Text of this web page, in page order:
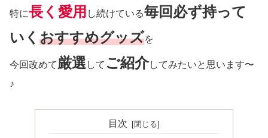
特に長く愛用 し続けている毎回必ず持って
いく おすすめグッズを
今回改めて 厳選 して ご紹介してみたいと思います〜
♪
目次